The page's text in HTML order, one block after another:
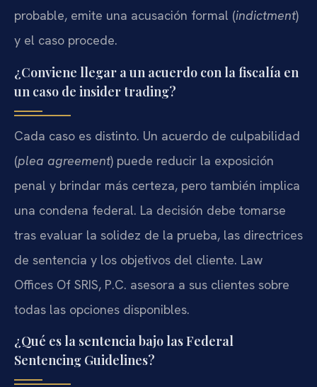
probable, emite una acusación formal (indictment)
y el caso procede.
¿Conviene llegar a un acuerdo con la fiscalía en
un caso de insider trading?
Cada caso es distinto. Un acuerdo de culpabilidad
(plea agreement) puede reducir la exposición
penal y brindar más certeza, pero también implica
una condena federal. La decisión debe tomarse
tras evaluar la solidez de la prueba, las directrices
de sentencia y los objetivos del cliente. Law
Offices Of SRIS, P.C. asesora a sus clientes sobre
todas las opciones disponibles.
¿Qué es la sentencia bajo las Federal
Sentencing Guidelines?